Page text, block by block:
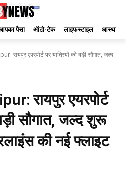
पैसा ऑटो-टेक लाइफस्टाइल आस्था
रायपुर एयरपोर्ट पर यात्रियों को बड़ी सौगात, जल्द
रायपुर एयरपोर्ट
सौगात, जल्द शुरू
की नई फ्लाइट